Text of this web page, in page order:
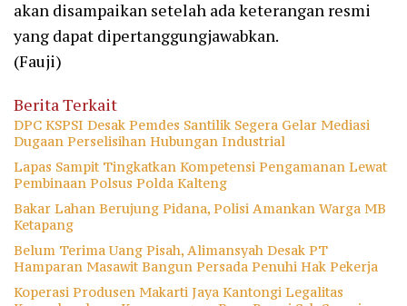
akan disampaikan setelah ada keterangan resmi
yang dapat dipertanggungjawabkan.
(Fauji)
Berita Terkait
DPC KSPSI Desak Pemdes Santilik Segera Gelar Mediasi
Dugaan Perselisihan Hubungan Industrial
Lapas Sampit Tingkatkan Kompetensi Pengamanan Lewat
Pembinaan Polsus Polda Kalteng
Bakar Lahan Berujung Pidana, Polisi Amankan Warga MB
Ketapang
Belum Terima Uang Pisah, Alimansyah Desak PT
Hamparan Masawit Bangun Persada Penuhi Hak Pekerja
Koperasi Produsen Makarti Jaya Kantongi Legalitas